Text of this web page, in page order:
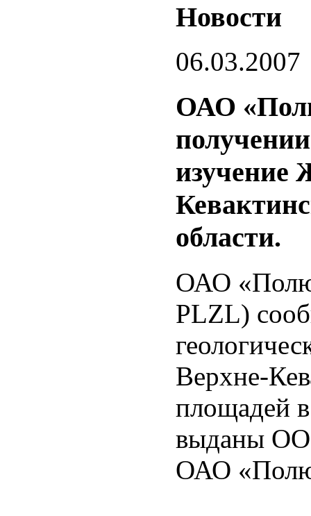
Новости
06.03.2007
ОАО
изучение
области.
ОАО
PLZL)
Верхне-
площадей
выданы
ОАО